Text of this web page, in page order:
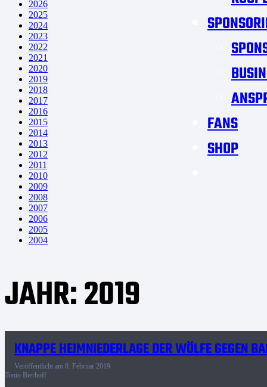
FANS
SHOP
2026
2025
2024
2023
2022
2021
2020
2019
2018
2017
2016
2015
2014
2013
2012
2011
2010
2009
2008
2007
2006
2005
2004
JAHR:2019
KNAPPE HEIMNIEDERLAGE DER WÖLFE GEGEN
Veröffentlicht am 8. Februar 2019
Tonio Bierhoff